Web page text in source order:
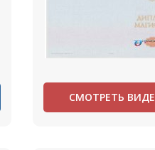
СМОТРЕТЬ